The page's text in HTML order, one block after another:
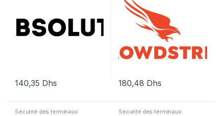
140,35 Dhs 180,48 Dhs
Sécurité des terminaux Sécurité des terminaux